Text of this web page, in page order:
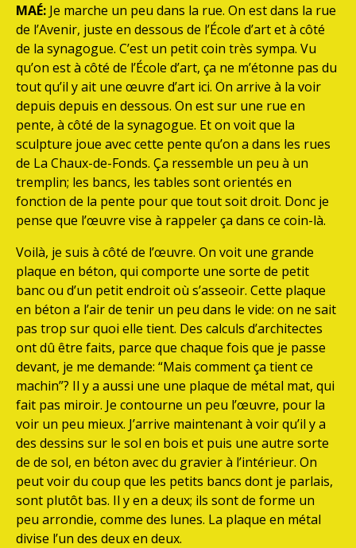
MAÉ: Je marche un peu dans la rue. On est dans la rue
de l’Avenir, juste en dessous de l’École d’art et à côté
de la synagogue. C’est un petit coin très sympa. Vu
qu’on est à côté de l’École d’art, ça ne m’étonne pas du
tout qu’il y ait une œuvre d’art ici. On arrive à la voir
depuis depuis en dessous. On est sur une rue en
pente, à côté de la synagogue. Et on voit que la
sculpture joue avec cette pente qu’on a dans les rues
de La Chaux-de-Fonds. Ça ressemble un peu à un
tremplin; les bancs, les tables sont orientés en
fonction de la pente pour que tout soit droit. Donc je
pense que l’œuvre vise à rappeler ça dans ce coin-là.
Voilà, je suis à côté de l’œuvre. On voit une grande
plaque en béton, qui comporte une sorte de petit
banc ou d’un petit endroit où s’asseoir. Cette plaque
en béton a l’air de tenir un peu dans le vide: on ne sait
pas trop sur quoi elle tient. Des calculs d’architectes
ont dû être faits, parce que chaque fois que je passe
devant, je me demande: “Mais comment ça tient ce
machin”? Il y a aussi une une plaque de métal mat, qui
fait pas miroir. Je contourne un peu l’œuvre, pour la
voir un peu mieux. J’arrive maintenant à voir qu’il y a
des dessins sur le sol en bois et puis une autre sorte
de de sol, en béton avec du gravier à l’intérieur. On
peut voir du coup que les petits bancs dont je parlais,
sont plutôt bas. Il y en a deux; ils sont de forme un
peu arrondie, comme des lunes. La plaque en métal
divise l’un des deux en deux.